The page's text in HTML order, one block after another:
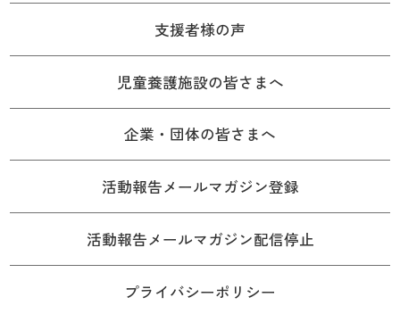
支援者様の声
児童養護施設の皆さまへ
企業・団体の皆さまへ
活動報告メールマガジン登録
活動報告メールマガジン配信停止
プライバシーポリシー